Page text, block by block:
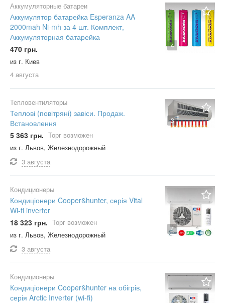
4
Аккумуляторные батареи
Аккумулятор батарейка Esperanza AA
2000mah Ni-mh за 4 шт. Комплект,
Аккумуляторная батарейка
470 грн.
из г. Киев
4 августа
3
Тепловентиляторы
Теплові (повітряні) завіси. Продаж.
Встановлення
5 363 грн. Торг возможен
из г. Львов, Железнодорожный
3 августа
4
Кондиционеры
Кондиціонери Cooper&hunter, серія Vital
Wi-fi inverter
18 323 грн. Торг возможен
из г. Львов, Железнодорожный
3 августа
Кондиционеры
Кондиціонери Cooper&hunter на обігрів,
серія Arctic Inverter (wi-fi)